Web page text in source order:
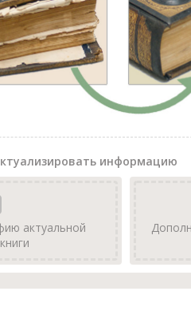
информацию
актуальной